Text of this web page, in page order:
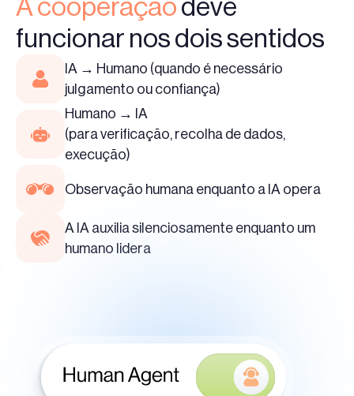
A cooperaçãodeve
funcionar nos dois sentidos
IA → Humano (quando é necessário
julgamento ou confiança)
Humano → IA
(para verificação, recolha de dados,
execução)
Observação humana enquanto a IA opera
A IA auxilia silenciosamente enquanto um
humano lidera